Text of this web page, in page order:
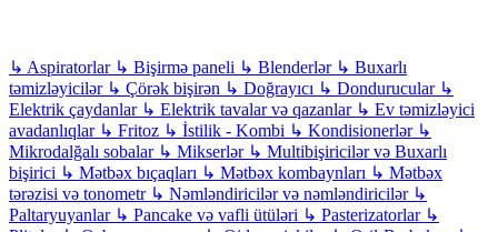
↳ Aspiratorlar ↳ Bişirmə paneli ↳ Blenderlər ↳ Buxarlı
təmizləyicilər ↳ Çörək bişirən ↳ Doğrayıcı ↳ Dondurucular ↳
Elektrik çaydanlar ↳ Elektrik tavalar və qazanlar ↳ Ev təmizləyici
avadanlıqlar ↳ Fritoz ↳ İstilik - Kombi ↳ Kondisionerlər ↳
Mikrodalğalı sobalar ↳ Mikserlər ↳ Multibişiricilər və Buxarlı
bişirici ↳ Mətbəx bıçaqları ↳ Mətbəx kombaynları ↳ Mətbəx
tərəzisi və tonometr ↳ Nəmləndiricilər və nəmləndiricilər ↳
Paltaryuyanlar ↳ Pancake və vafli ütüləri ↳ Pasterizatorlar ↳